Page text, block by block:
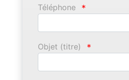
Téléphone *
Objet (titre) *